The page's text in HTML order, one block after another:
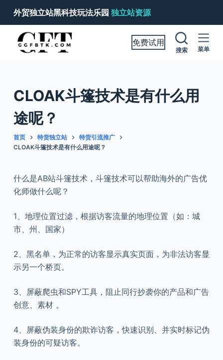
跳
过
内
外贸独立站黑科技玩法乐园 独立站资源
免费试用
搜索 菜单
CLOAK斗篷技术是有什么用
途呢？
首页 特货独立站
特货引流推广
CLOAK斗篷技术是有什么用途呢？
什么是AB站斗篷技术，斗篷技术可以帮助海外的广告优
化师做什么呢？
1、地理位置过滤，根据访客流量的地理位置（如：城
市、州、国家）
2、黑名单，为正常的访客显示真实页面，为非法访客显
示另一个桥页。
3、屏蔽爬虫和SPY工具，阻止同行抄袭你的产品和广告
创意、素材 。
4、屏蔽伪装身份的欺诈访客，快速识别、并实时标记伪
装身份的可疑访客。